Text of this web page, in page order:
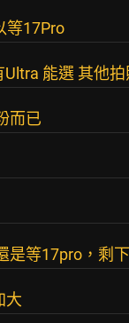
等17Pro
能選 其他
而已
是等17pro，剩
大